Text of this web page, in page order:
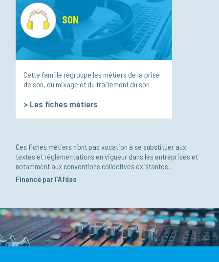
SON
Cette famille regroupe les métiers de la prise
de son, du mixage et du traitement du son
> Les fiches métiers
Ces fiches métiers n’ont pas vocation à se substituer aux
textes et règlementations en vigueur dans les entreprises et
notamment aux conventions collectives existantes.
Financé par l'Afdas